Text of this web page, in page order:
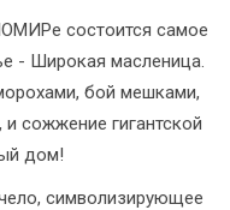
состоится самое
- Широкая масленица.
бой мешками,
сожжение гигантской
дом!
символизирующее